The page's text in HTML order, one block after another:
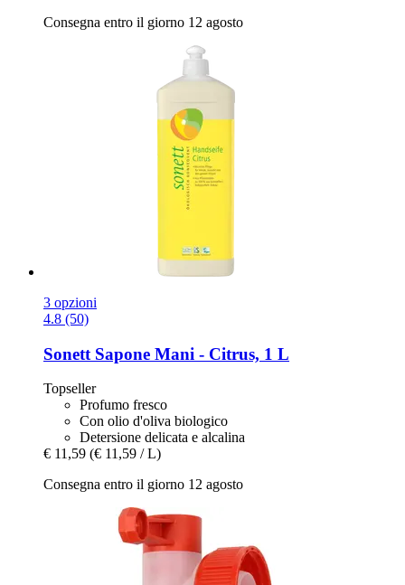
Consegna entro il giorno 12 agosto
3 opzioni
4.8 (50)
Sonett Sapone Mani -​ Citrus, 1 L
Topseller
Profumo fresco
Con olio d'oliva biologico
Detersione delicata e alcalina
€ 11,59 (€ 11,59 / L)
Consegna entro il giorno 12 agosto